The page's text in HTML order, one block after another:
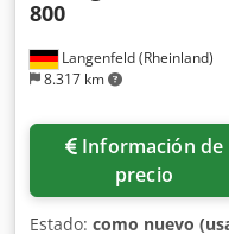
Langenfeld (Rheinland)
8.317 km
800
Información de
precio
Estado: como nuevo